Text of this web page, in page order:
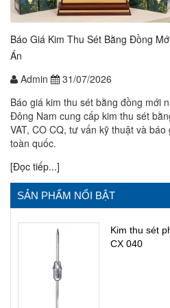
Báo Giá Kim Thu Sét Bằng Đồng
Án
Admin
31/07/2026
Báo giá kim thu sét bằng đồng mới
Đông Nam cung cấp kim thu sét
VAT, CO CQ, tư vấn kỹ thuật và
toàn quốc.
[Đọc tiếp...]
SẢN PHẨM NỔI BẬT
Kim thu sét
CX 040